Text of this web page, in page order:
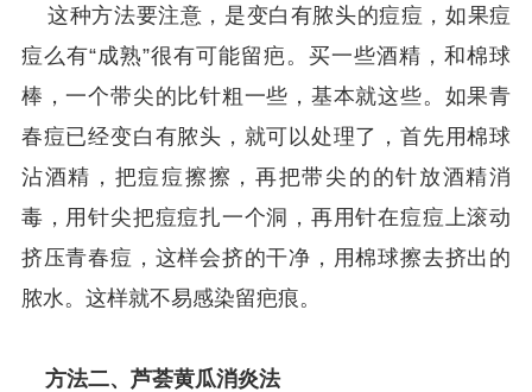
这种方法要注意，是变白有脓头的痘痘，如果痘
痘么有“成熟”很有可能留疤。买一些酒精，和棉球
棒，一个带尖的比针粗一些，基本就这些。如果青
春痘已经变白有脓头，就可以处理了，首先用棉球
沾酒精，把痘痘擦擦，再把带尖的的针放酒精消
毒，用针尖把痘痘扎一个洞，再用针在痘痘上滚动
挤压青春痘，这样会挤的干净，用棉球擦去挤出的
脓水。这样就不易感染留疤痕。
方法二、芦荟黄瓜消炎法